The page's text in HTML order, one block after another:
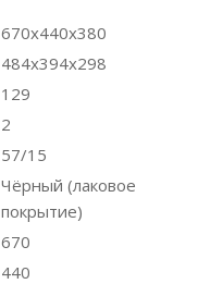
670х440х380
484х394х298
129
2
57/15
Чёрный (лаковое
покрытие)
670
440